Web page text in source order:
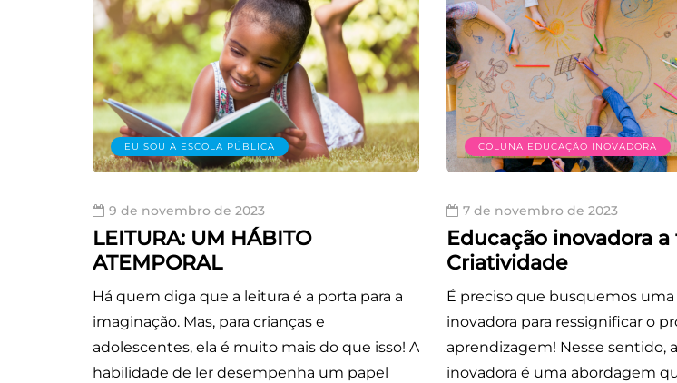
EU SOU A ESCOLA PÚBLICA
9 de novembro de 2023
LEITURA: UM HÁBITO
ATEMPORAL
Há quem diga que a leitura é a porta para a
imaginação. Mas, para crianças e
adolescentes, ela é muito mais do que isso! A
habilidade de ler desempenha um papel
COLUNA EDUCAÇÃO INOVADORA
7 de novembro de 2023
Educação inovadora a
Criatividade
É preciso que busquemos
inovadora para ressignificar o
aprendizagem! Nesse sentido,
inovadora é uma abordagem